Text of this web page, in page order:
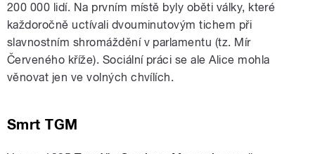
200 000 lidí. Na prvním místě byly oběti války, které
každoročně uctívali dvouminutovým tichem při
slavnostním shromáždění v parlamentu (tz. Mír
Červeného kříže). Sociální práci se ale Alice mohla
věnovat jen ve volných chvílích.
Smrt TGM